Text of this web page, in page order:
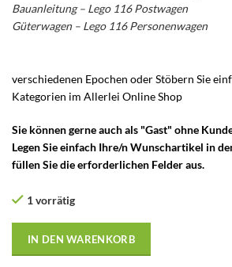
Bauanleitung – Lego 116 Postwagen
Güterwagen – Lego 116 Personenwagen
verschiedenen Epochen oder Stöbern Sie
Kategorien im Allerlei Online Shop
Sie können gerne auch als "Gast" ohne
Legen Sie einfach Ihre/n Wunschartikel in
füllen Sie die erforderlichen Felder aus.
1 vorrätig
IN DEN WARENKORB